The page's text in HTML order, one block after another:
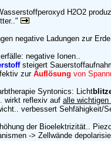
H2O2
negative Ladungen zur
negative Ionen..
steigert
zur Auflösung von
Syntonics: Licht
wirkt reflexiv auf alle wichtigen
verbessert Sehfähigkeit/
der Bioelektrizität..
-> Zellwände